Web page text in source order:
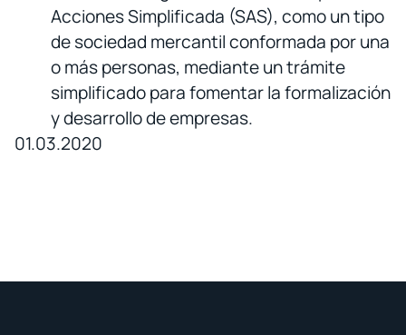
Acciones Simplificada (SAS), como un tipo
de sociedad mercantil conformada por una
o más personas, mediante un trámite
simplificado para fomentar la formalización
y desarrollo de empresas.
01.03.2020